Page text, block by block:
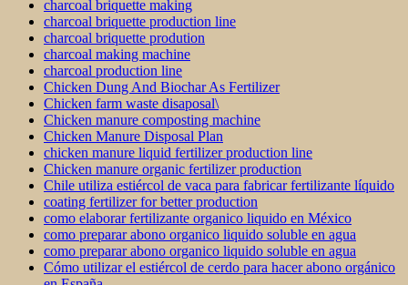
charcoal briquette making
charcoal briquette production line
charcoal briquette prodution
charcoal making machine
charcoal production line
Chicken Dung And Biochar As Fertilizer
Chicken farm waste disaposal\
Chicken manure composting machine
Chicken Manure Disposal Plan
chicken manure liquid fertilizer production line
Chicken manure organic fertilizer production
Chile utiliza estiércol de vaca para fabricar fertilizante líquido
coating fertilizer for better production
como elaborar fertilizante organico liquido en México
como preparar abono organico liquido soluble en agua
como preparar abono organico liquido soluble en agua
Cómo utilizar el estiércol de cerdo para hacer abono orgánico